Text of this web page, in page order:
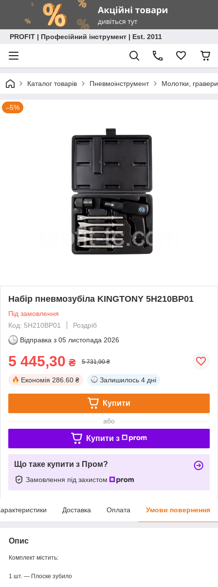
PROFIT | Професійний інструмент | Est. 2011
Каталог товарів Пневмоінструмент Молотки,
–5%
Набір пневмозубіла KINGTONY 5H210BP01
Під замовлення
Код: 5H210BP01
Роздріб
Відправка з 05 листопада 2026
5 445,30 ₴ 5 731,90 ₴
Економія 286.60 ₴ Залишилось 4 дні
Купити
або
Купити з
Що таке купити з Пром?
Замовлення під захистом
Доставка Оплата Умови повернення
Опис
Комплект містить:
1 шт. — Плоске зубило